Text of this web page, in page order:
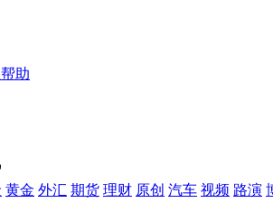
助
黄金 外汇 期货 理财 原创 汽车 视频 路演